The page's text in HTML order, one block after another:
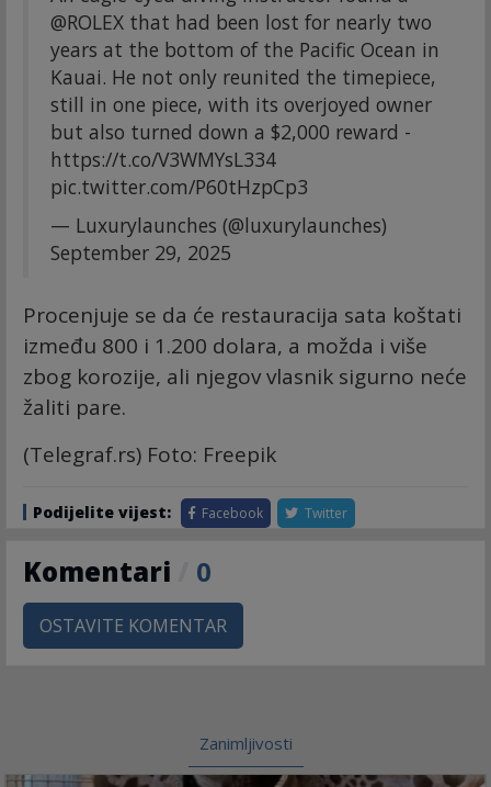
@ROLEX that had been lost for nearly two
years at the bottom of the Pacific Ocean in
Kauai. He not only reunited the timepiece,
still in one piece, with its overjoyed owner
but also turned down a $2,000 reward -
https://t.co/V3WMYsL334
pic.twitter.com/P60tHzpCp3
— Luxurylaunches (@luxurylaunches)
September 29, 2025
Procenjuje se da će restauracija sata koštati
između 800 i 1.200 dolara, a možda i više
zbog korozije, ali njegov vlasnik sigurno neće
žaliti pare.
(Telegraf.rs) Foto: Freepik
Podijelite vijest: Facebook Twitter
Komentari 0
OSTAVITE KOMENTAR
Zanimljivosti